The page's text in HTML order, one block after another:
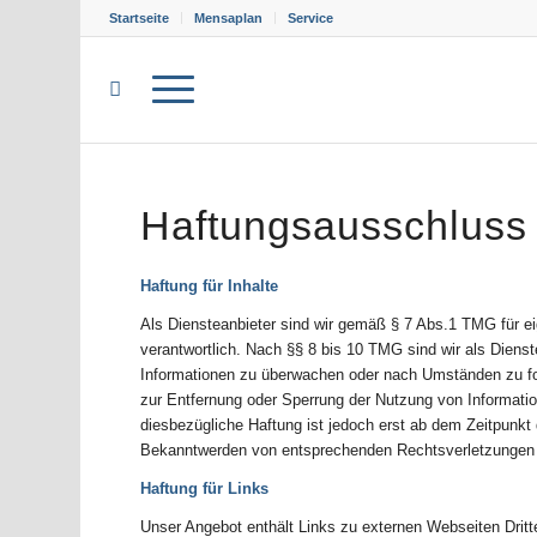
Startseite Mensaplan Service
Haftung für Inhalte
Als Diensteanbieter sind wir gemäß § 7 Abs.1 TMG für
verantwortlich. Nach §§ 8 bis 10 TMG sind wir als
Informationen zu überwachen oder nach Umständen
zur Entfernung oder Sperrung der Nutzung von
diesbezügliche Haftung ist jedoch erst ab dem
Bekanntwerden von entsprechenden
Haftung für Links
Unser Angebot enthält Links zu externen Webseiten